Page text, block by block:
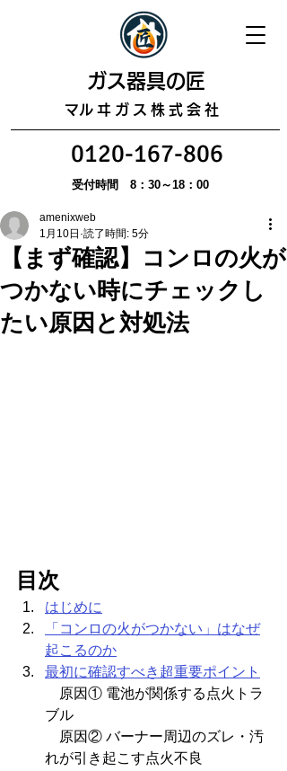
​ガス器具の匠
​マルヰガス株式会社
0120-167-806
受付時間 8：30～18：00
【まず確認】コンロの火が
つかない時にチェックし
たい原因と対処法
amenixweb
1月10日 読了時間: 5分
目次
はじめに
「コンロの火がつかない」はなぜ
起こるのか
最初に確認すべき超重要ポイント
原因① 電池が関係する点火トラ
ブル
原因② バーナー周辺のズレ・汚
れが引き起こす点火不良